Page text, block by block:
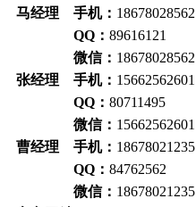
马经理 手机： 18678028562
QQ： 89616121
微信： 18678028562
张经理 手机： 15662562601
QQ： 80711495
微信： 15662562601
曹经理 手机： 18678021235
QQ： 84762562
微信： 18678021235